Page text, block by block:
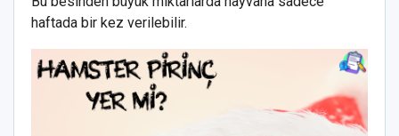
haftada bir kez verilebilir.